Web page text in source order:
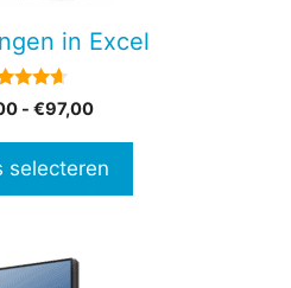
in Excel
4.50
5
- €97,00Prijsklasse:
€97,00
selecteren